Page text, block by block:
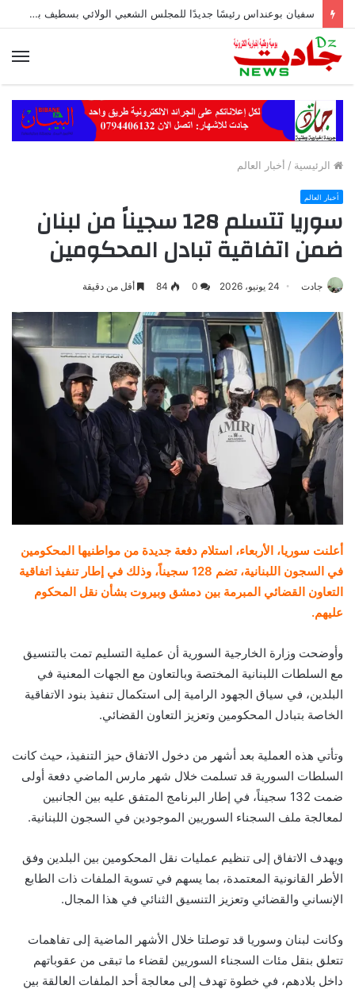
سفيان بوعنداس رئيسًا جديدًا للمجلس الشعبي الولائي بسطيف بالأغلبية
الرئيسية / أخبار العالم
أخبار العالم
سوريا تتسلم 128 سجيناً من لبنان
ضمن اتفاقية تبادل المحكومين
جادت 24 يونيو، 2026 0
84 أقل من دقيقة
أعلنت سوريا، الأربعاء، استلام دفعة جديدة من مواطنيها المحكومين
في السجون اللبنانية، تضم 128 سجيناً، وذلك في إطار تنفيذ اتفاقية
التعاون القضائي المبرمة بين دمشق وبيروت بشأن نقل المحكوم
عليهم.
وأوضحت وزارة الخارجية السورية أن عملية التسليم تمت بالتنسيق
مع السلطات اللبنانية المختصة وبالتعاون مع الجهات المعنية في
البلدين، في سياق الجهود الرامية إلى استكمال تنفيذ بنود الاتفاقية
الخاصة بتبادل المحكومين وتعزيز التعاون القضائي.
وتأتي هذه العملية بعد أشهر من دخول الاتفاق حيز التنفيذ، حيث كانت
السلطات السورية قد تسلمت خلال شهر مارس الماضي دفعة أولى
ضمت 132 سجيناً، في إطار البرنامج المتفق عليه بين الجانبين
لمعالجة ملف السجناء السوريين الموجودين في السجون اللبنانية.
ويهدف الاتفاق إلى تنظيم عمليات نقل المحكومين بين البلدين وفق
الأطر القانونية المعتمدة، بما يسهم في تسوية الملفات ذات الطابع
الإنساني والقضائي وتعزيز التنسيق الثنائي في هذا المجال.
وكانت لبنان وسوريا قد توصلتا خلال الأشهر الماضية إلى تفاهمات
تتعلق بنقل مئات السجناء السوريين لقضاء ما تبقى من عقوباتهم
داخل بلادهم، في خطوة تهدف إلى معالجة أحد الملفات العالقة بين